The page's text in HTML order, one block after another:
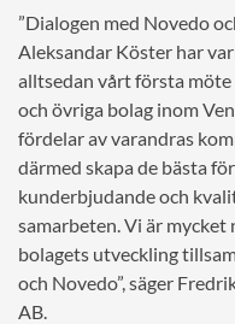
”Dialogen med Novedo
Aleksandar Köster har
alltsedan vårt första möte
och övriga bolag inom
fördelar av varandras
därmed skapa de bästa
kunderbjudande och
samarbeten. Vi är mycket
bolagets utveckling
och Novedo”, säger
AB.